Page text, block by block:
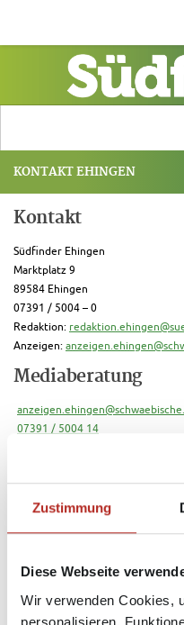
Zustimmung
Diese Webseite
Wir verwenden Cookies,
personalisieren,
KONTAKT EHINGEN
Kontakt
Südfinder Ehingen
Marktplatz 9
89584 Ehingen
07391 / 5004 – 0
Redaktion:
Anzeigen:
Mediaberatung
07391 / 5004 14
Geschäftsführung
Redaktion